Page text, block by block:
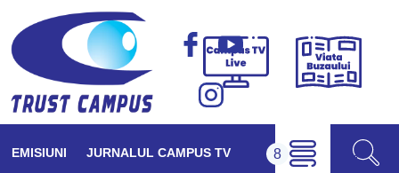
Campus
Viața
EMISIUNI JURNALUL CAMPUS TV